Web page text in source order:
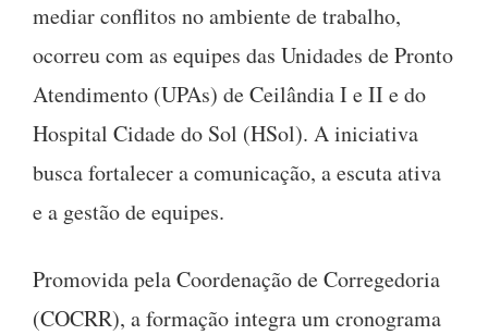
mediar conflitos no ambiente de trabalho,
ocorreu com as equipes das Unidades de Pronto
Atendimento (UPAs) de Ceilândia I e II e do
Hospital Cidade do Sol (HSol). A iniciativa
busca fortalecer a comunicação, a escuta ativa
e a gestão de equipes.
Promovida pela Coordenação de Corregedoria
(COCRR), a formação integra um cronograma